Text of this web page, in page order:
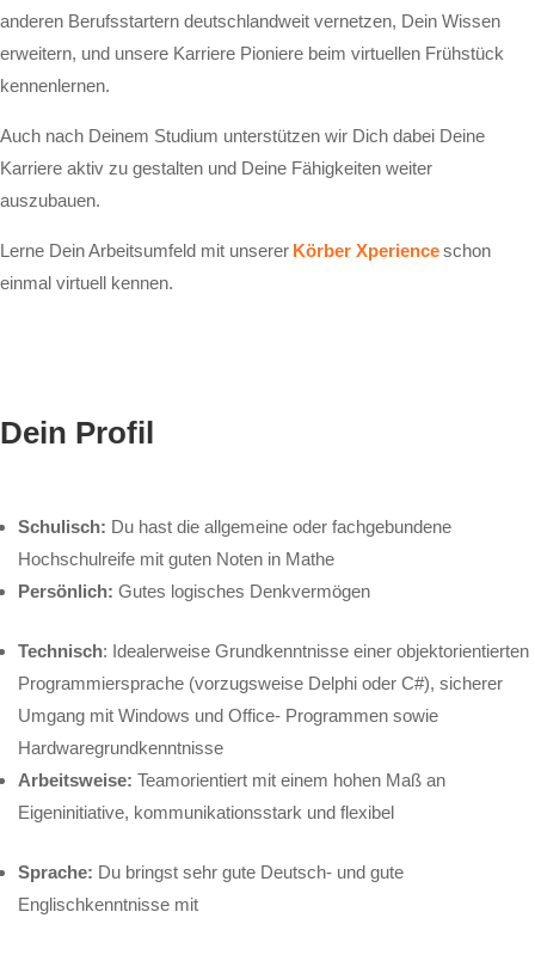
anderen Berufsstartern deutschlandweit vernetzen, Dein Wissen
erweitern, und unsere Karriere Pioniere beim virtuellen Frühstück
kennenlernen.
Auch nach Deinem Studium unterstützen wir Dich dabei Deine
Karriere aktiv zu gestalten und Deine Fähigkeiten weiter
auszubauen.
Lerne Dein Arbeitsumfeld mit unserer Körber Xperienceschon
einmal virtuell kennen.
Dein Profil
Schulisch: Du hast die allgemeine oder fachgebundene
Hochschulreife mit guten Noten in Mathe
Persönlich: Gutes logisches Denkvermögen
Technisch: Idealerweise Grundkenntnisse einer objektorientierten
Programmiersprache (vorzugsweise Delphi oder C#), sicherer
Umgang mit Windows und Office- Programmen sowie
Hardwaregrundkenntnisse
Arbeitsweise: Teamorientiert mit einem hohen Maß an
Eigeninitiative, kommunikationsstark und flexibel
Sprache: Du bringst sehr gute Deutsch- und gute
Englischkenntnisse mit